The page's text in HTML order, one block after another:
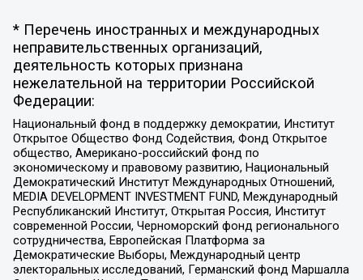
* Перечень иностранных и международных
неправительственных организаций,
деятельность которых признана
нежелательной на территории Российской
Федерации:
Национальный фонд в поддержку демократии, Институт
Открытое Общество Фонд Содействия, Фонд Открытое
общество, Американо-российский фонд по
экономическому и правовому развитию, Национальный
Демократический Институт Международных Отношений,
MEDIA DEVELOPMENT INVESTMENT FUND, Международный
Республиканский Институт, Открытая Россия, Институт
современной России, Черноморский фонд регионального
сотрудничества, Европейская Платформа за
Демократические Выборы, Международный центр
электоральных исследований, Германский фонд Маршалла